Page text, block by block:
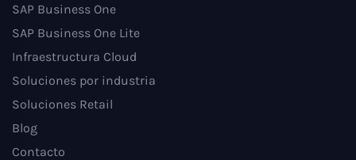
SAP Business One
SAP Business One Lite
Infraestructura Cloud
Soluciones por industria
Soluciones Retail
Blog
Contacto